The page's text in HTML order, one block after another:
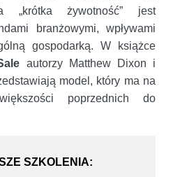
„krótka żywotność” jest
branżowymi, wpływami
gospodarką. W książce
autorzy Matthew Dixon i
model, który ma na
poprzednich do
SZKOLENIA: